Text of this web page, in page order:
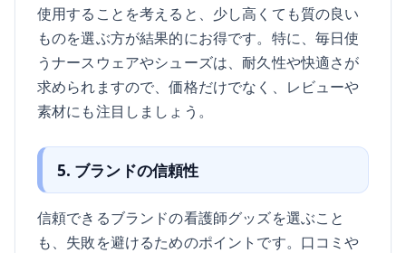
使用することを考えると、少し高くても質の良い
ものを選ぶ方が結果的にお得です。特に、毎日使
うナースウェアやシューズは、耐久性や快適さが
求められますので、価格だけでなく、レビューや
素材にも注目しましょう。
5. ブランドの信頼性
信頼できるブランドの看護師グッズを選ぶこと
も、失敗を避けるためのポイントです。口コミや